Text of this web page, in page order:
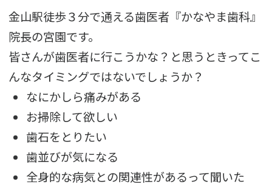
金山駅徒歩３分で通える歯医者『かなやま歯科』
院長の宮園です。
皆さんが歯医者に行こうかな？と思うときってこ
んなタイミングではないでしょうか？
なにかしら痛みがある
お掃除して欲しい
歯石をとりたい
歯並びが気になる
全身的な病気との関連性があるって聞いた